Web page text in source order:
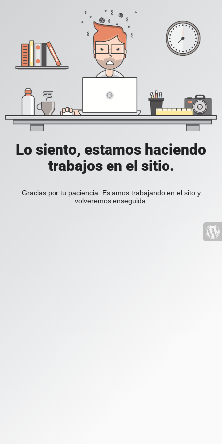
Lo siento, estamos haciendo
trabajos en el sitio.
Gracias por tu paciencia. Estamos trabajando en el sito y
volveremos enseguida.